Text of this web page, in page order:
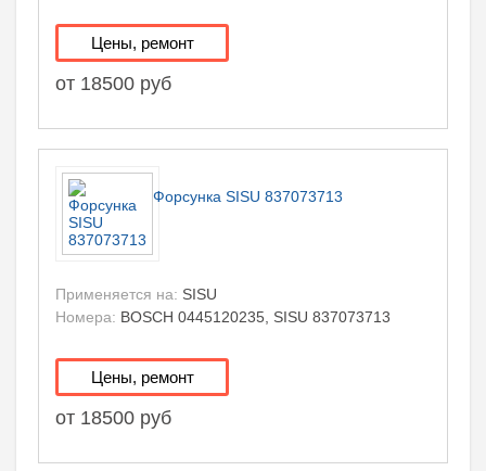
Цены, ремонт
от 18500 руб
Форсунка SISU 837073713
Применяется на: SISU
Номера: BOSCH 0445120235, SISU 837073713
Цены, ремонт
от 18500 руб